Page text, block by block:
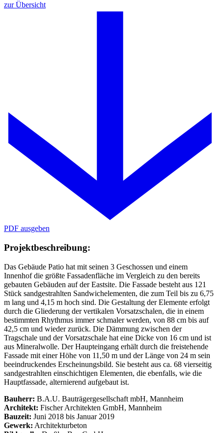
zur Übersicht
PDF ausgeben
Projektbeschreibung:
Das Gebäude Patio hat mit seinen 3 Geschossen und einem
Innenhof die größte Fassadenfläche im Vergleich zu den bereits
gebauten Gebäuden auf der Eastsite. Die Fassade besteht aus 121
Stück sandgestrahlten Sandwichelementen, die zum Teil bis zu 6,75
m lang und 4,15 m hoch sind. Die Gestaltung der Elemente erfolgt
durch die Gliederung der vertikalen Vorsatzschalen, die in einem
bestimmten Rhythmus immer schmaler werden, von 88 cm bis auf
42,5 cm und wieder zurück. Die Dämmung zwischen der
Tragschale und der Vorsatzschale hat eine Dicke von 16 cm und ist
aus Mineralwolle. Der Haupteingang erhält durch die freistehende
Fassade mit einer Höhe von 11,50 m und der Länge von 24 m sein
beeindruckendes Erscheinungsbild. Sie besteht aus ca. 68 vierseitig
sandgestrahlten einschichtigen Elementen, die ebenfalls, wie die
Hauptfassade, alternierend aufgebaut ist.
Bauherr: B.A.U. Bauträgergesellschaft mbH, Mannheim
Architekt: Fischer Architekten GmbH, Mannheim
Bauzeit: Juni 2018 bis Januar 2019
Gewerk: Architekturbeton